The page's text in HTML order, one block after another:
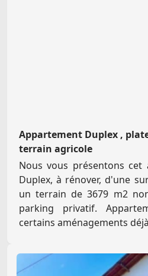
Appartement Duplex ,
terrain agricole
Nous vous présentons cet
Duplex, à rénover, d'une
un terrain de 3679 m2
parking privatif.
certains aménagements